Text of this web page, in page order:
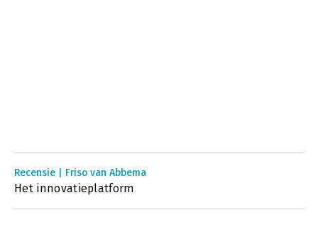
Recensie | Friso van Abbema
Het innovatieplatform